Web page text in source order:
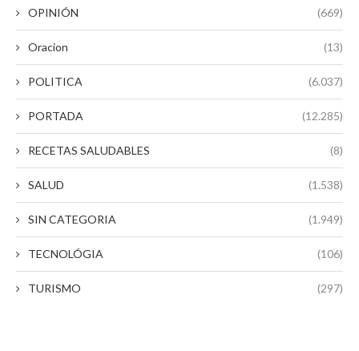
OPINIÓN (669)
Oracion (13)
POLITICA (6.037)
PORTADA (12.285)
RECETAS SALUDABLES (8)
SALUD (1.538)
SIN CATEGORIA (1.949)
TECNOLÓGIA (106)
TURISMO (297)